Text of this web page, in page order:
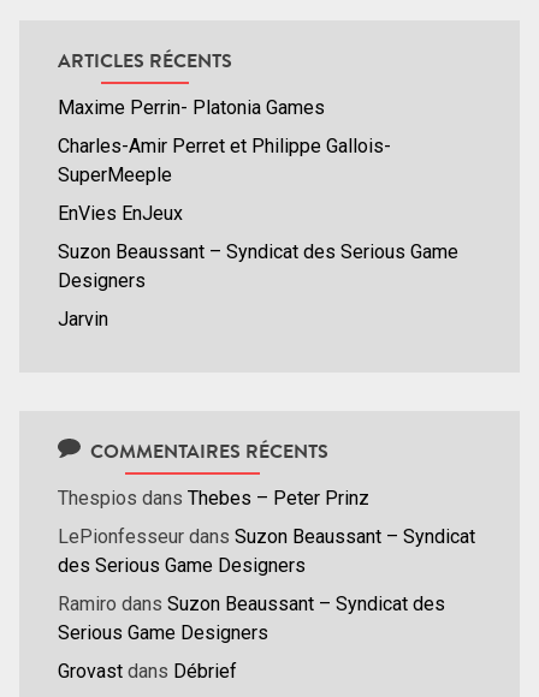
ARTICLES RÉCENTS
Maxime Perrin- Platonia Games
Charles-Amir Perret et Philippe Gallois-
SuperMeeple
EnVies EnJeux
Suzon Beaussant – Syndicat des Serious Game
Designers
Jarvin
COMMENTAIRES RÉCENTS
Thespios dans Thebes – Peter Prinz
LePionfesseur dans Suzon Beaussant – Syndicat
des Serious Game Designers
Ramiro dans Suzon Beaussant – Syndicat des
Serious Game Designers
Grovast dans Débrief